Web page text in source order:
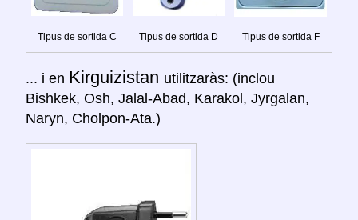
Tipus de sortida C Tipus de sortida D Tipus de sortida F
... i en Kirguizistan utilitzaràs: (inclou
Bishkek, Osh, Jalal-Abad, Karakol, Jyrgalan,
Naryn, Cholpon-Ata.)